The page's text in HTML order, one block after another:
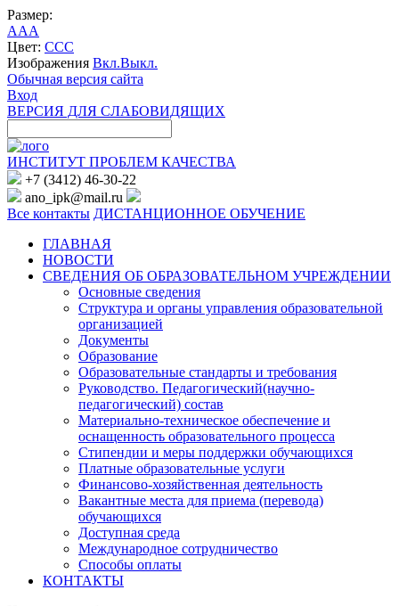
Размер:
AAA
Цвет: CCC
Изображения Вкл.Выкл.
Обычная версия сайта
Вход
ВЕРСИЯ ДЛЯ СЛАБОВИДЯЩИХ
ИНСТИТУТ ПРОБЛЕМ КАЧЕСТВА
+7 (3412) 46-30-22
ano_ipk@mail.ru
Все контакты ДИСТАНЦИОННОЕ ОБУЧЕНИЕ
ГЛАВНАЯ
НОВОСТИ
СВЕДЕНИЯ ОБ ОБРАЗОВАТЕЛЬНОМ УЧРЕЖДЕНИИ
Основные сведения
Структура и органы управления образовательной
организацией
Документы
Образование
Образовательные стандарты и требования
Руководство. Педагогический(научно-
педагогический) состав
Материально-техническое обеспечение и
оснащенность образовательного процесса
Стипендии и меры поддержки обучающихся
Платные образовательные услуги
Финансово-хозяйственная деятельность
Вакантные места для приема (перевода)
обучающихся
Доступная среда
Международное сотрудничество
Способы оплаты
КОНТАКТЫ